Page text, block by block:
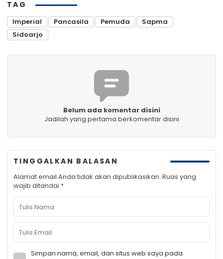
TAG
Imperial Pancasila Pemuda
Sapma
Sidoarjo
Belum ada komentar disini
Jadilah yang pertama berkomentar disini
TINGGALKAN BALASAN
Alamat email Anda tidak akan dipublikasikan. Ruas yang
wajib ditandai *
Simpan nama, email, dan situs web saya pada